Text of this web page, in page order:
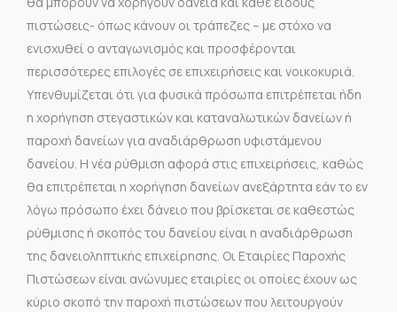
πιστώσεις- όπως κάνουν οι τράπεζες – με στόχο να
ενισχυθεί ο ανταγωνισμός και προσφέρονται
περισσότερες επιλογές σε επιχειρήσεις και νοικοκυριά.
Υπενθυμίζεται ότι για φυσικά πρόσωπα επιτρέπεται ήδη
η χορήγηση στεγαστικών και καταναλωτικών δανείων ή
παροχή δανείων για αναδιάρθρωση υφιστάμενου
δανείου. Η νέα ρύθμιση αφορά στις επιχειρήσεις, καθώς
θα επιτρέπεται η χορήγηση δανείων ανεξάρτητα εάν το εν
λόγω πρόσωπο έχει δάνειο που βρίσκεται σε καθεστώς
ρύθμισης ή σκοπός του δανείου είναι η αναδιάρθρωση
της δανειοληπτικής επιχείρησης. Οι Εταιρίες Παροχής
Πιστώσεων είναι ανώνυμες εταιρίες οι οποίες έχουν ως
κύριο σκοπό την παροχή πιστώσεων που λειτουργούν